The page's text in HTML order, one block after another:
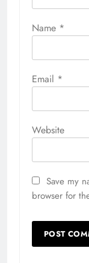
Name *
Email *
Website
Save my
browser for